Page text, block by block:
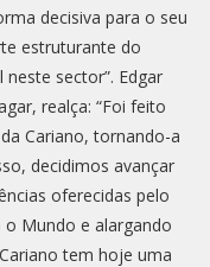
decisiva para o seu
estruturante do
sector”. Edgar
realça: “Foi feito
Cariano, tornando-a
decidimos avançar
oferecidas pelo
Mundo e alargando
tem hoje uma